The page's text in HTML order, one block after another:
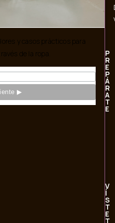
y casos prácticos para
de la ropa.
P
R
E
P
Á
R
A
T
E
V
Í
S
T
E
T